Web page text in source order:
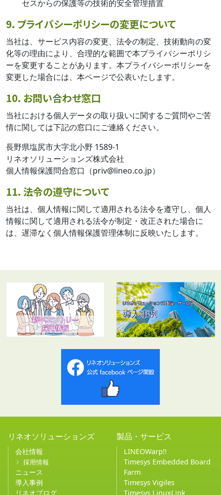
セスからの保護等の技術的安全管理措置
9. プライバシーポリシーの変更について
当社は、サービス内容の変更、法令の制定、技術動向の変
化等の理由により、合理的な範囲で本プライバシーポリシ
ーを変更することがあります。本プライバシーポリシーを
変更した場合には、本ページで公表いたします。
10. お問い合わせ窓口
当社における個人データの取り扱いに関するご質問やご苦
情に関しては下記の窓口にご連絡ください。
長野県塩尻市大字北小野 1589-1
リネオソリューションズ株式会社
個人情報保護問合窓口（priv@lineo.co.jp）
11. 法令の遵守について
当社は、個人情報に関して適用される法令を遵守し、個人
情報に関して適用される法令が制定・改正された場合に
は、遅滞なく個人情報保護管理体制に反映いたします。
リネオソリューションズ
会社情報
採用情報
ニュース
導入事例
リネオブログ
製品・サービス
LINEOWarp!!
Timesys Embedded Board
Farm
Timesys Vigiles
Timesys LinuxLink